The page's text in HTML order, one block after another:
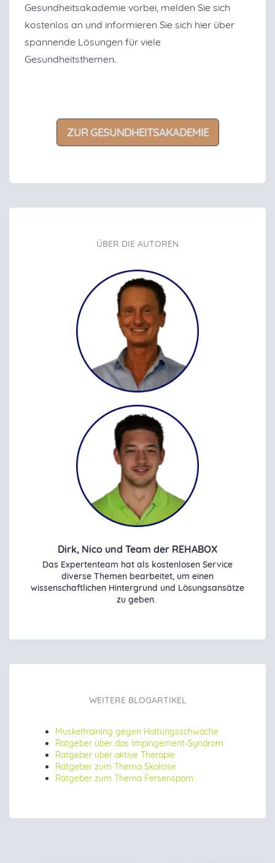
Gesundheitsakademie vorbei, melden Sie sich
kostenlos an und informieren Sie sich hier über
spannende Lösungen für viele
Gesundheitsthemen.
ZUR GESUNDHEITSAKADEMIE
ÜBER DIE AUTOREN
Dirk, Nico und Team der REHABOX
Das Expertenteam hat als kostenlosen Service
diverse Themen bearbeitet, um einen
wissenschaftlichen Hintergrund und Lösungsansätze
zu geben.
WEITERE BLOGARTIKEL
Muskeltraining gegen Haltungsschwäche
Ratgeber über das Impingement-Syndrom
Ratgeber über aktive Therapie
Ratgeber zum Thema Skoliose
Ratgeber zum Thema Fersensporn